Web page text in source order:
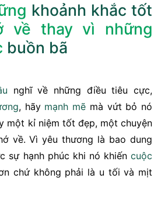
khoảnh khắc tốt
về thay vì những
buồn bã
nghĩ về những điều tiêu cực,
, hãy mạnh mẽ mà vứt bỏ nó
một kỉ niệm tốt đẹp, một chuyện
về. Vì yêu thương là bao dung
sự hạnh phúc khi nó khiến cuộc
chứ không phải là u tối và mịt